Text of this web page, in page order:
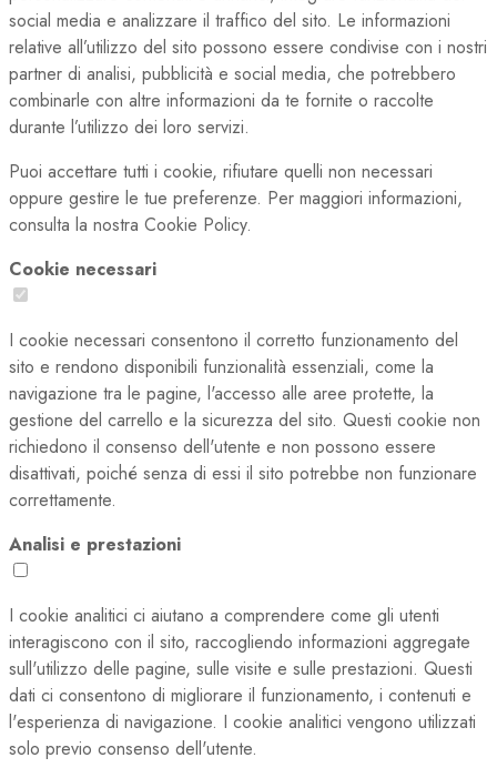
social media e analizzare il traffico del sito. Le informazioni
relative all’utilizzo del sito possono essere condivise con i nostri
partner di analisi, pubblicità e social media, che potrebbero
combinarle con altre informazioni da te fornite o raccolte
durante l’utilizzo dei loro servizi.
Puoi accettare tutti i cookie, rifiutare quelli non necessari
oppure gestire le tue preferenze. Per maggiori informazioni,
consulta la nostra Cookie Policy.
Cookie necessari
I cookie necessari consentono il corretto funzionamento del
sito e rendono disponibili funzionalità essenziali, come la
navigazione tra le pagine, l'accesso alle aree protette, la
gestione del carrello e la sicurezza del sito. Questi cookie non
richiedono il consenso dell'utente e non possono essere
disattivati, poiché senza di essi il sito potrebbe non funzionare
correttamente.
Analisi e prestazioni
I cookie analitici ci aiutano a comprendere come gli utenti
interagiscono con il sito, raccogliendo informazioni aggregate
sull'utilizzo delle pagine, sulle visite e sulle prestazioni. Questi
dati ci consentono di migliorare il funzionamento, i contenuti e
l'esperienza di navigazione. I cookie analitici vengono utilizzati
solo previo consenso dell'utente.